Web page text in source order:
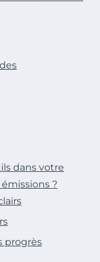
dans votre
?
progrès